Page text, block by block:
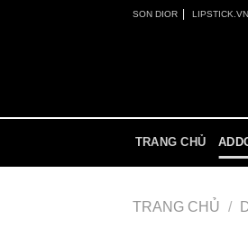
SON DIOR | LIPSTICK.VN
TRANG CHỦ
TRANG CHỦ /